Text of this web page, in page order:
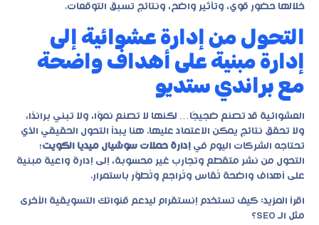
خلالها حضور قوي، وتأثير واضح، ونتائج تسبق التوقعات.
التحول من إدارة عشوائية إلى
إدارة مبنية على أهداف واضحة
مع براندي ستديو
العشوائية قد تصنع ضجيجًا… لكنها لا تصنع نموًا، ولا تبني براندًا،
ولا تحقق نتائج يمكن الاعتماد عليها. هنا يبدأ التحول الحقيقي الذي
تحتاجه الشركات اليوم في إدارة حملات سوشيال ميديا الكويت؛
التحول من نشر متقطع وتجارب غير محسوبة، إلى إدارة واعية مبنية
على أهداف واضحة تُقاس وتُراجع وتُطوَّر باستمرار.
اقرأ المزيد: كيف تستخدم إنستقرام ليدعم قنواتك التسويقية الأخرى
مثل الـ SEO؟